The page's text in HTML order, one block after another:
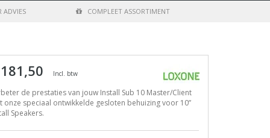
ADVIES COMPLEET ASSORTIMENT
Incl. btw
de prestaties van jouw Install Sub 10 Master/Client
onze speciaal ontwikkelde gesloten behuizing voor 10”
Speakers.